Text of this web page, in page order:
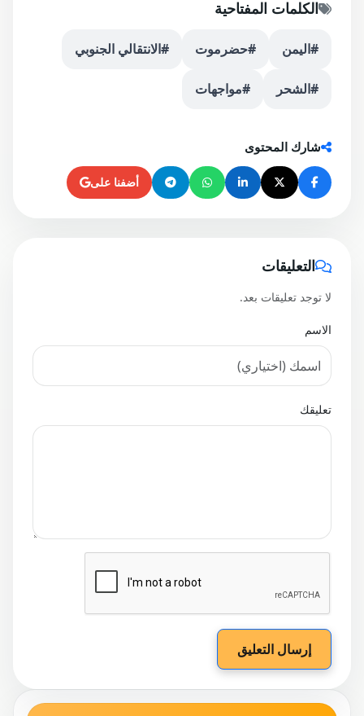
الكلمات المفتاحية
#اليمن #حضرموت #الانتقالي الجنوبي
#الشحر #مواجهات
شارك المحتوى
أضفنا على
التعليقات
لا توجد تعليقات بعد.
الاسم
تعليقك
إرسال التعليق